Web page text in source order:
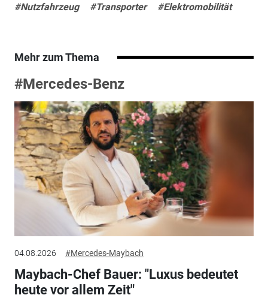
#Nutzfahrzeug #Transporter #Elektromobilität
Mehr zum Thema
#Mercedes-Benz
04.08.2026 #Mercedes-Maybach
Maybach-Chef Bauer: "Luxus bedeutet
heute vor allem Zeit"